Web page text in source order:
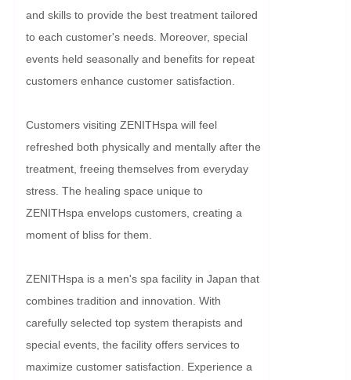
and skills to provide the best treatment tailored
to each customer's needs. Moreover, special
events held seasonally and benefits for repeat
customers enhance customer satisfaction.
Customers visiting ZENITHspa will feel
refreshed both physically and mentally after the
treatment, freeing themselves from everyday
stress. The healing space unique to
ZENITHspa envelops customers, creating a
moment of bliss for them.
ZENITHspa is a men's spa facility in Japan that
combines tradition and innovation. With
carefully selected top system therapists and
special events, the facility offers services to
maximize customer satisfaction. Experience a